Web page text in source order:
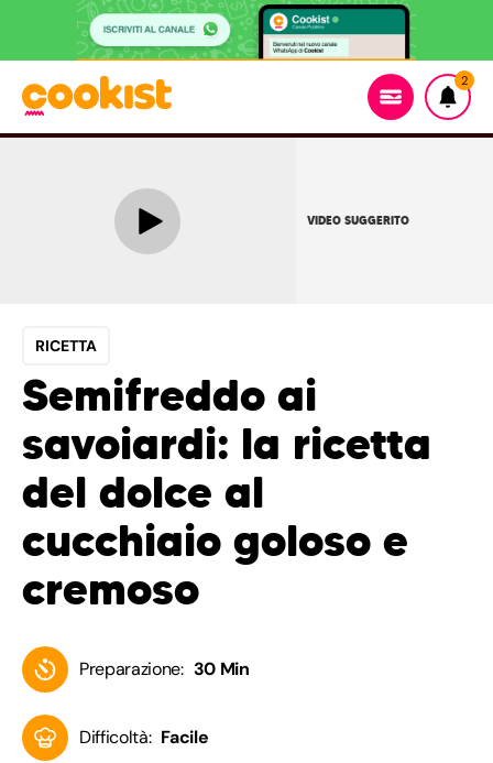
2
VIDEO SUGGERITO
RICETTA
Semifreddo ai
savoiardi: la ricetta
del dolce al
cucchiaio goloso e
cremoso
Preparazione: 30 Min
Difficoltà: Facile